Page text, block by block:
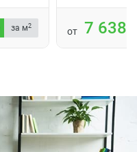
за м2
от 7 638